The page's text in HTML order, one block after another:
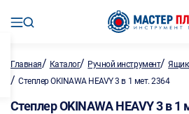
Главная/ Каталог/ Ручной инструмент/
/ Степлер OKINAWA HEAVY 3 в 1 мет. 2364
Степлер OKINAWA HEAVY 3 в 1